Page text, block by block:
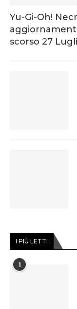
Yu-Gi-Oh!
scorso 27
I PIÙ LETTI
1